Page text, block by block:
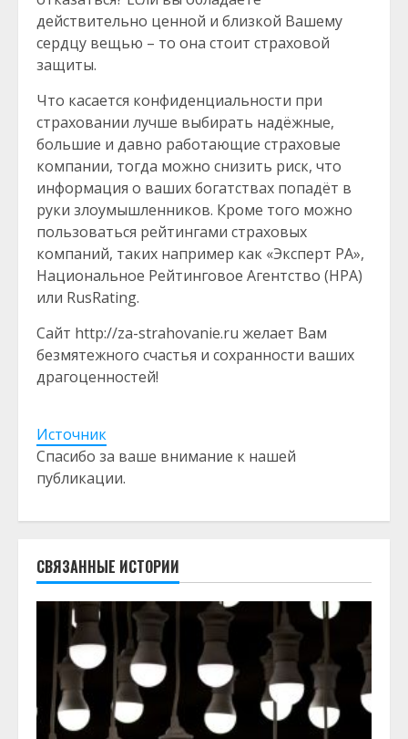
действительно ценной и близкой Вашему
сердцу вещью – то она стоит страховой
защиты.
Что касается конфиденциальности при
страховании лучше выбирать надёжные,
большие и давно работающие страховые
компании, тогда можно снизить риск, что
информация о ваших богатствах попадёт в
руки злоумышленников. Кроме того можно
пользоваться рейтингами страховых
компаний, таких например как «Эксперт РА»,
Национальное Рейтинговое Агентство (НРА)
или RusRating.
Сайт http://za-strahovanie.ru желает Вам
безмятежного счастья и сохранности ваших
драгоценностей!
Источник
Спасибо за ваше внимание к нашей
публикации.
СВЯЗАННЫЕ ИСТОРИИ